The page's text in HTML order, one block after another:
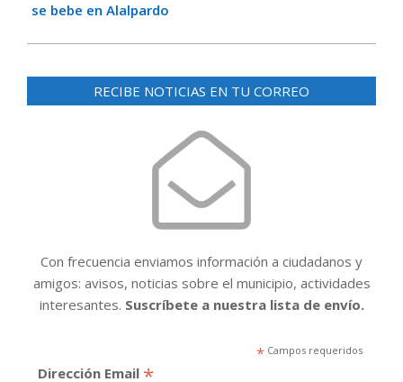
se bebe en Alalpardo
RECIBE NOTICIAS EN TU CORREO
Con frecuencia enviamos información a ciudadanos y
amigos: avisos, noticias sobre el municipio, actividades
interesantes. Suscríbete a nuestra lista de envío.
*Campos requeridos
Dirección Email *